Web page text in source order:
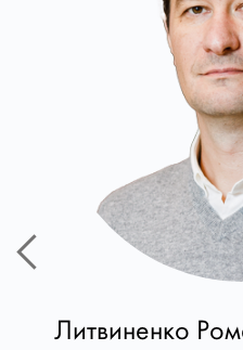
Литвиненко